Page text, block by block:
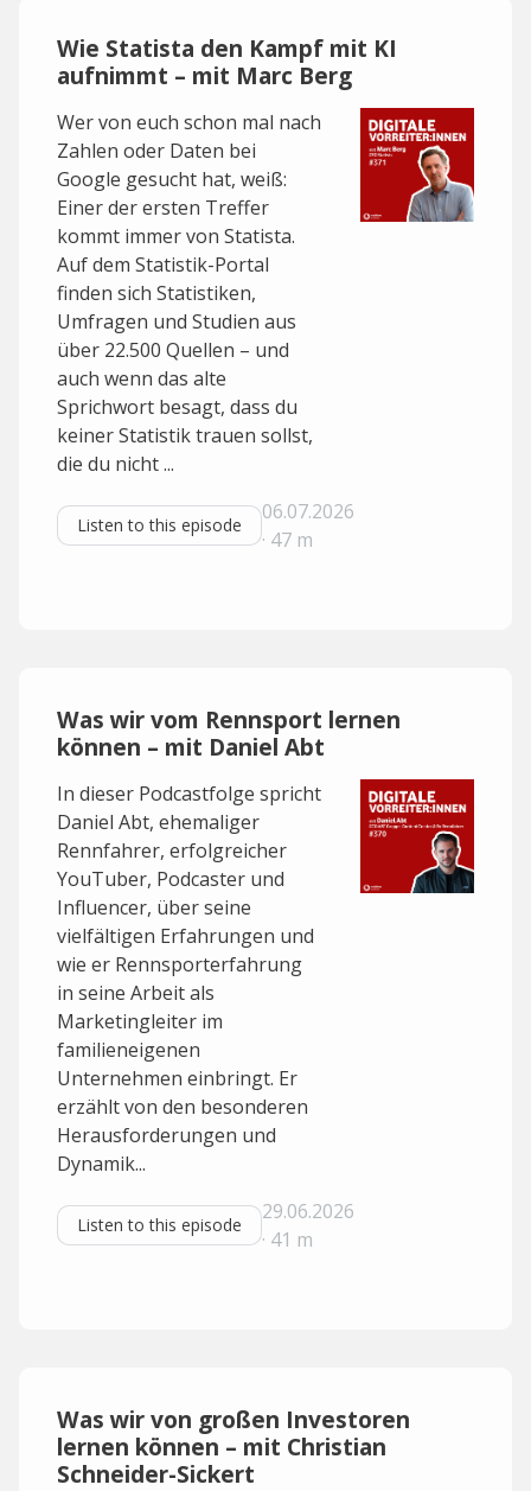
Wie Statista den Kampf mit KI
aufnimmt – mit Marc Berg
Wer von euch schon mal nach
Zahlen oder Daten bei
Google gesucht hat, weiß:
Einer der ersten Treffer
kommt immer von Statista.
Auf dem Statistik-Portal
finden sich Statistiken,
Umfragen und Studien aus
über 22.500 Quellen – und
auch wenn das alte
Sprichwort besagt, dass du
keiner Statistik trauen sollst,
die du nicht ...
Listen to this episode
06.07.2026
· 47 m
Was wir vom Rennsport lernen
können – mit Daniel Abt
In dieser Podcastfolge spricht
Daniel Abt, ehemaliger
Rennfahrer, erfolgreicher
YouTuber, Podcaster und
Influencer, über seine
vielfältigen Erfahrungen und
wie er Rennsporterfahrung
in seine Arbeit als
Marketingleiter im
familieneigenen
Unternehmen einbringt. Er
erzählt von den besonderen
Herausforderungen und
Dynamik...
Listen to this episode
29.06.2026
· 41 m
Was wir von großen Investoren
lernen können – mit Christian
Schneider-Sickert